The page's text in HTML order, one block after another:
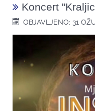
Koncert
OBJAVLJENO: 31